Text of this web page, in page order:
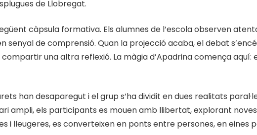
de Llobregat.
càpsula formativa. Els alumnes de l’escola observen
senyal de comprensió. Quan la projecció acaba, el debat
una altra reflexió. La màgia d’Apadrina comença
han desaparegut i el grup s’ha dividit en dues realitats
ampli, els participants es mouen amb llibertat, explorant
i lleugeres, es converteixen en ponts entre persones, en eines